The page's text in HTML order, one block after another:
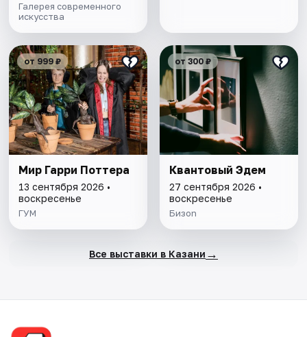
Галерея современного
искусства
от 999 ₽
Мир Гарри Поттера
13 сентября 2026 •
воскресенье
ГУМ
от 300 ₽
Квантовый Эдем
27 сентября 2026 •
воскресенье
Бизon
Все выставки в Казани →